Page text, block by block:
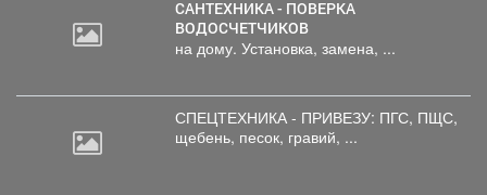
САНТЕХНИКА - ПОВЕРКА
ВОДОСЧЕТЧИКОВ
на дому. Установка, замена, ...
СПЕЦТЕХНИКА - ПРИВЕЗУ: ПГС, ПЩС,
щебень, песок, гравий, ...